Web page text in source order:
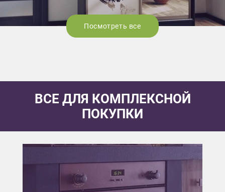
Посмотреть все
ВСЕ ДЛЯ КОМПЛЕКСНОЙ
ПОКУПКИ